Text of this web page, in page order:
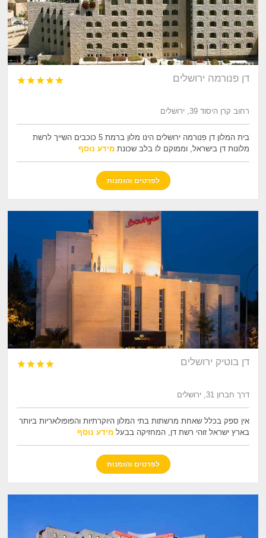
דן פנורמה ירושלים 




רחוב קרן היסוד 39, ירושלים
בית המלון דן פנורמה ירושלים הינו מלון ברמת 5 כוכבים השייך לרשת
מלונות דן בישראל, וממוקם לו בלב שכונתמידע נוסף
לפרטים והזמנות
דן בוטיק ירושלים 



דרך חברון 31, ירושלים
אין ספק בכלל שאחת מרשתות בתי המלון היוקרתיות והפופולאריות ביותר
בארץ ישראל זוהי רשת דן, המחזיקה בבעלמידע נוסף
לפרטים והזמנות